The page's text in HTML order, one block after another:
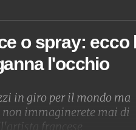
o spray: ecco
l'occhio
in giro per il mondo ma
non immaginerete mai di
francese